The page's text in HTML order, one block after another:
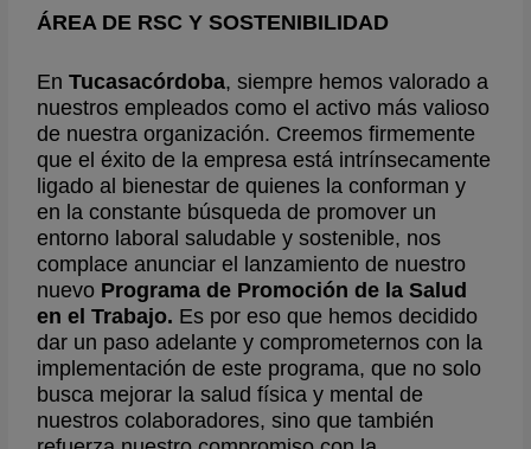
ÁREA DE RSC Y SOSTENIBILIDAD
EnTucasacórdoba, siempre hemos valorado a
nuestros empleados como el activo más valioso
de nuestra organización. Creemos firmemente
que el éxito de la empresa está intrínsecamente
ligado al bienestar de quienes la conforman y
en la constante búsqueda de promover un
entorno laboral saludable y sostenible, nos
complace anunciar el lanzamiento de nuestro
nuevo Programa de Promoción de la Salud
en el Trabajo. Es por eso que hemos decidido
dar un paso adelante y comprometernos con la
implementación de este programa, que no solo
busca mejorar la salud física y mental de
nuestros colaboradores, sino que también